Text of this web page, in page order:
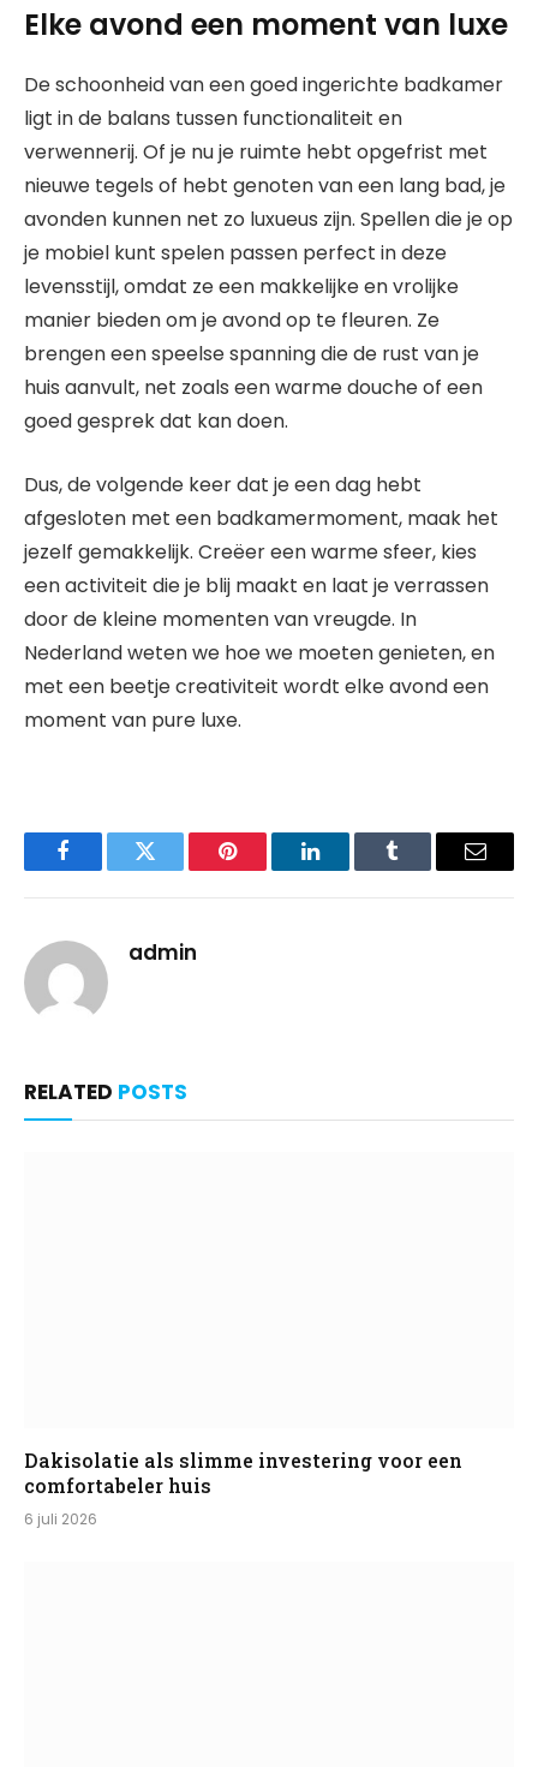
Elke avond een moment van luxe
De schoonheid van een goed ingerichte badkamer
ligt in de balans tussen functionaliteit en
verwennerij. Of je nu je ruimte hebt opgefrist met
nieuwe tegels of hebt genoten van een lang bad, je
avonden kunnen net zo luxueus zijn. Spellen die je op
je mobiel kunt spelen passen perfect in deze
levensstijl, omdat ze een makkelijke en vrolijke
manier bieden om je avond op te fleuren. Ze
brengen een speelse spanning die de rust van je
huis aanvult, net zoals een warme douche of een
goed gesprek dat kan doen.
Dus, de volgende keer dat je een dag hebt
afgesloten met een badkamermoment, maak het
jezelf gemakkelijk. Creëer een warme sfeer, kies
een activiteit die je blij maakt en laat je verrassen
door de kleine momenten van vreugde. In
Nederland weten we hoe we moeten genieten, en
met een beetje creativiteit wordt elke avond een
moment van pure luxe.
FacebookTwitter Pinterest LinkedInTumblr Email
admin
RELATED POSTS
Dakisolatie als slimme investering voor een
comfortabeler huis
6 juli 2026